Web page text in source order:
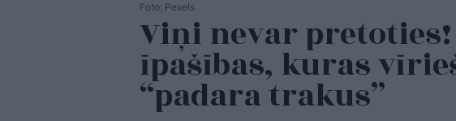
Foto: Pexels
Viņi nevar pretoties!
īpašības, kuras
“padara trakus”